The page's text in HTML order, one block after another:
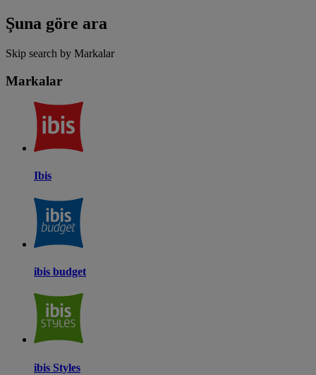
Şuna göre ara
Skip search by Markalar
Markalar
Ibis
ibis budget
ibis Styles